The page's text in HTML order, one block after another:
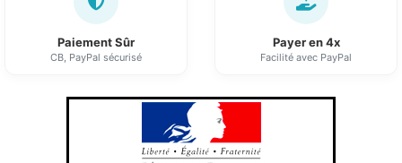
Paiement Sûr
CB, PayPal sécurisé
Payer en 4x
Facilité avec PayPal